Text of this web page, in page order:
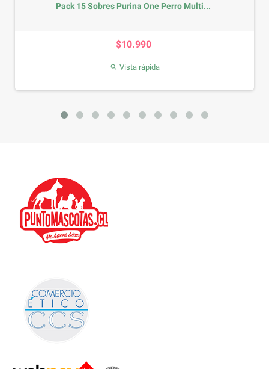
Purina One Perro Multi...